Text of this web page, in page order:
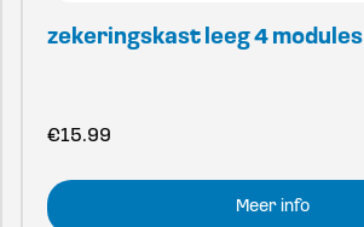
zekeringskast leeg 4 modules
€15.99
Meer info